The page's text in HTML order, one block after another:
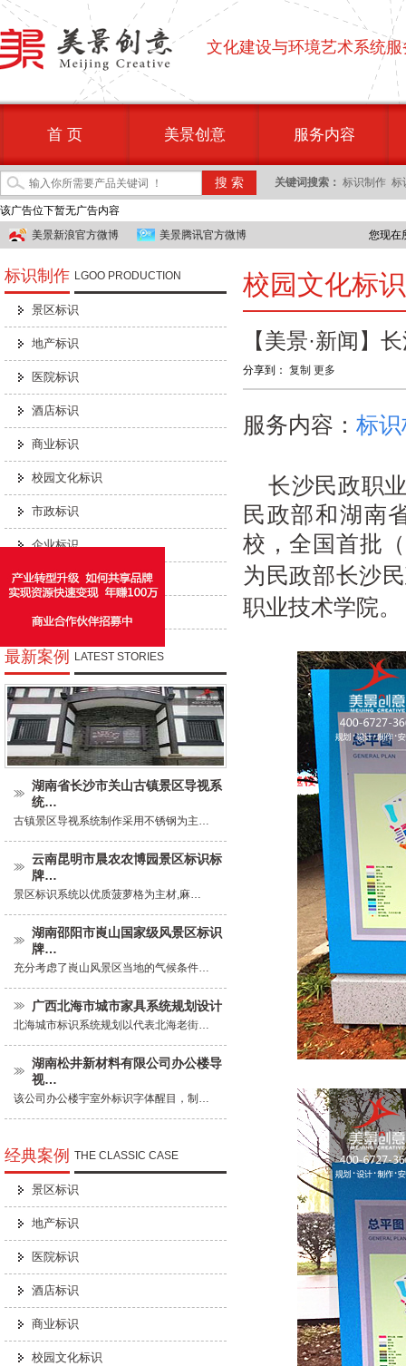
文化建设与环境艺术系统服
首 页 美景创意 服务内容
关键词搜索： 标识制作 标
该广告位下暂无广告内容
美景新浪官方微博
美景腾讯官方微博 您现在
标识制作 LGOO PRODUCTION
景区标识
地产标识
医院标识
酒店标识
商业标识
校园文化标识
市政标识
企业标识
工业标识
城市家具
最新案例 LATEST STORIES
湖南省长沙市关山古镇景区导视系
统…
古镇景区导视系统制作采用不锈钢为主…
云南昆明市晨农农博园景区标识标
牌…
景区标识系统以优质菠萝格为主材,麻…
湖南邵阳市崀山国家级风景区标识
牌…
充分考虑了崀山风景区当地的气候条件…
广西北海市城市家具系统规划设计
北海城市标识系统规划以代表北海老街…
湖南松井新材料有限公司办公楼导
视…
该公司办公楼宇室外标识字体醒目，制…
经典案例 THE CLASSIC CASE
景区标识
地产标识
医院标识
酒店标识
商业标识
校园文化标识
校园文化标识
【美景·新闻】
分享到： 复制 更多
服务内容： 标
长沙民政职
民政部和湖南
校，全国首批（
为民政部长沙
职业技术学院。